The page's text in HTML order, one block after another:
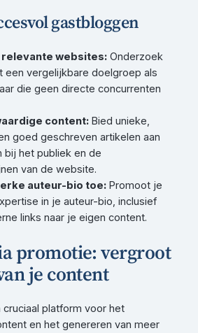
gastbloggen
websites:Onderzoek
een vergelijkbare doelgroep als
die geen directe concurrenten
content:Bied unieke,
goed geschreven artikelen aan
bij het publiek en de
van de website.
auteur-bio toe:Promoot je
in je auteur-bio, inclusief
links naar je eigen content.
promotie: vergroot
je content
cruciaal platform voor het
en het genereren van meer